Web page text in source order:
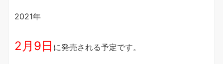
2021年
2月9日 に発売される予定です。